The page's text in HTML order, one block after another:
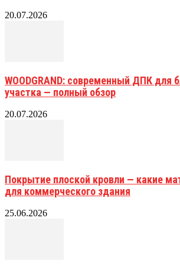
20.07.2026
WOODGRAND: современный ДПК для
участка — полный обзор
20.07.2026
Покрытие плоской кровли — какие
для коммерческого здания
25.06.2026